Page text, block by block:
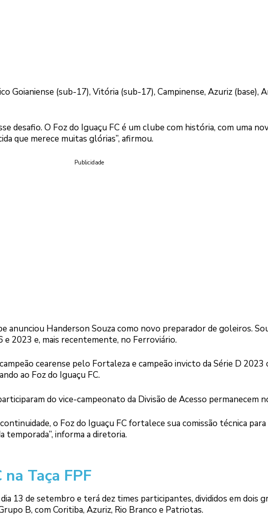
Goianiense (sub-17), Vitória (sub-17), Campinense, Azuriz (base),
desafio. O Foz do Iguaçu FC é um clube com história, com uma
que merece muitas glórias”, afirmou.
Publicidade
anunciou Handerson Souza como novo preparador de goleiros.
2023 e, mais recentemente, no Ferroviário.
cearense pelo Fortaleza e campeão invicto da Série D 2023
ao Foz do Iguaçu FC.
do vice-campeonato da Divisão de Acesso permanecem
o Foz do Iguaçu FC fortalece sua comissão técnica para
temporada”, informa a diretoria.
Taça FPF
13 de setembro e terá dez times participantes, divididos em dois
B, com Coritiba, Azuriz, Rio Branco e Patriotas.